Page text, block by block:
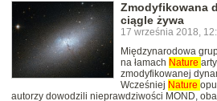
Zmodyfikowana
ciągle żywa
17 września 2018,
Międzynarodowa
na łamach Nature
zmodyfikowanej
Wcześniej Nature
autorzy dowodzili nieprawdziwości MOND,